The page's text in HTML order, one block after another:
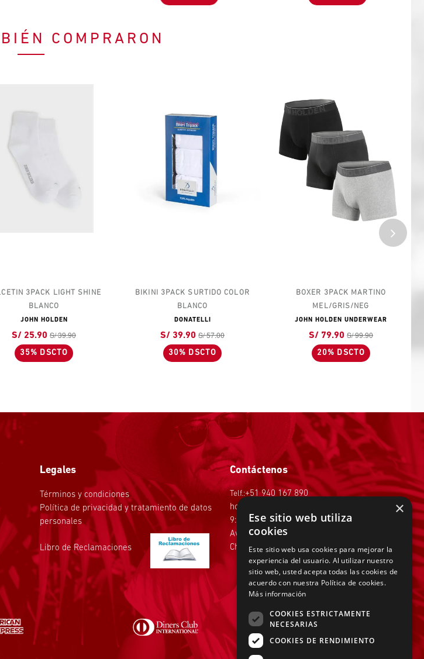
COMPRARON
3PACK LIGHT SHINE
BLANCO
JOHN HOLDEN
S/ 25.90 S/ 39.90
35% DSCTO
BIKINI 3PACK SURTIDO COLOR
BLANCO
DONATELLI
S/ 39.90 S/ 57.00
30% DSCTO
BOXER 3PACK MARTINO
MEL/GRIS/NEG
JOHN HOLDEN UNDERWEAR
S/ 79.90 S/ 99.90
20% DSCTO
Legales
Términos y condiciones
Política de privacidad y tratamiento de datos
personales
Libro de Reclamaciones
Contáctenos
Telf.:+51 940 167 890
hola@tiendasadams.com.pe
9:00 a.m. a 6:00 p.m. de Lunes a Viernes
Av.Faisanes 420 , Urb. La Campiña ,
Chorrillos
Pago Efectivo
×
Ese sitio web utiliza
cookies
Este sitio web usa cookies para mejorar la
experiencia del usuario. Al utilizar nuestro
sitio web, usted acepta todas las cookies de
acuerdo con nuestra Política de cookies.
Más información
COOKIES ESTRICTAMENTE
NECESARIAS
COOKIES DE RENDIMIENTO